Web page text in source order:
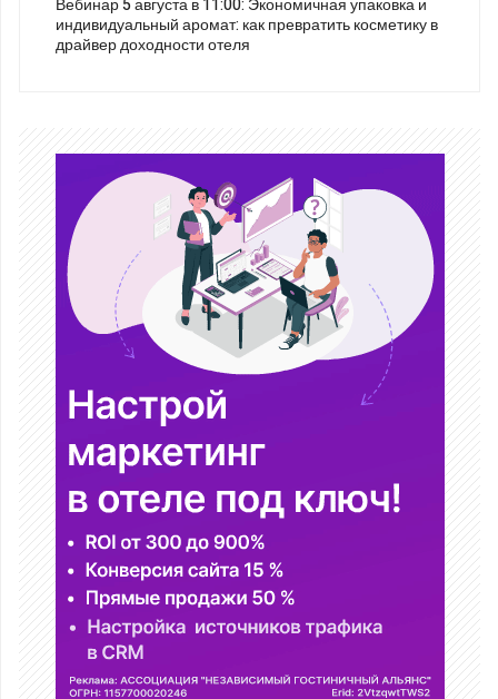
Вебинар 5 августа в 11:00: Экономичная упаковка и
индивидуальный аромат: как превратить косметику в
драйвер доходности отеля